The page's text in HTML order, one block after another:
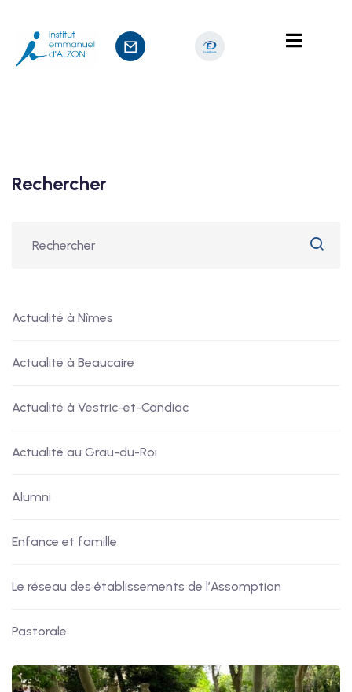
Rechercher
Actualité à Nîmes
Actualité à Beaucaire
Actualité à Vestric-et-Candiac
Actualité au Grau-du-Roi
Alumni
Enfance et famille
Le réseau des établissements de l’Assomption
Pastorale